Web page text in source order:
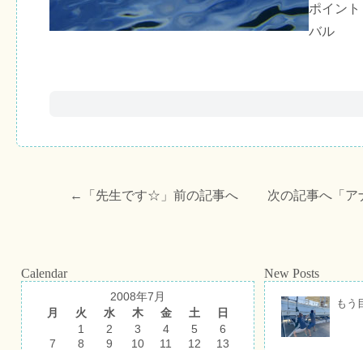
ポイン
バル
←「 先生です☆ 」前の記事へ 次の記事へ「 ア
Calendar
2008年7月
月
火 水 木 金 土
日
1
2 3 4 5
6
7
8 9 10 11 12 13
New Posts
もう